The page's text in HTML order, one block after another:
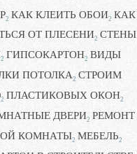
2 КАК КЛЕИТЬ ОБОИ2 КАК
ОТ ПЛЕСЕНИ2 СТЕНЫ
2 ГИПСОКАРТОН2 ВИДЫ
ПОТОЛКА2 СТРОИМ
2 ПЛАСТИКОВЫХ ОКОН2
ДВЕРИ2 РЕМОНТ
КОМНАТЫ2 МЕБЕЛЬ2